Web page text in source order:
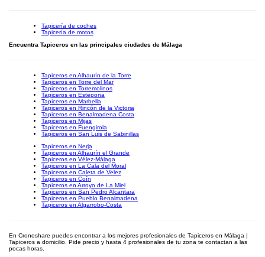
Tapicería de coches
Tapicería de motos
Encuentra Tapiceros en las principales ciudades de Málaga
Tapiceros en Alhaurín de la Torre
Tapiceros en Torre del Mar
Tapiceros en Torremolinos
Tapiceros en Estepona
Tapiceros en Marbella
Tapiceros en Rincón de la Victoria
Tapiceros en Benalmadena Costa
Tapiceros en Mijas
Tapiceros en Fuengirola
Tapiceros en San Luis de Sabinillas
Tapiceros en Nerja
Tapiceros en Alhaurín el Grande
Tapiceros en Vélez-Málaga
Tapiceros en La Cala del Moral
Tapiceros en Caleta de Velez
Tapiceros en Coín
Tapiceros en Arroyo de La Miel
Tapiceros en San Pedro Alcantara
Tapiceros en Pueblo Benalmadena
Tapiceros en Algarrobo-Costa
En Cronoshare puedes encontrar a los mejores profesionales de Tapiceros en Málaga |
Tapiceros a domicilio. Pide precio y hasta 4 profesionales de tu zona te contactan a las
pocas horas.